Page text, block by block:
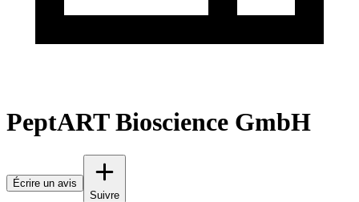
PeptART Bioscience GmbH
Écrire un avis
Suivre